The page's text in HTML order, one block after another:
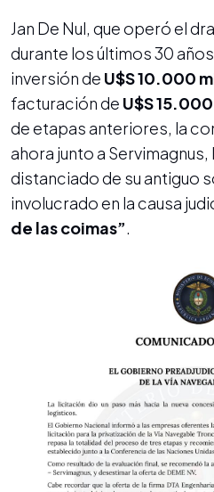
Jan De Nul, que operó el
durante los últimos 30
inversión de U$S 10.000
facturación de U$S 15.000
de etapas anteriores, la
ahora junto a
distanciado de su antiguo
involucrado en la causa
de las coimas”.